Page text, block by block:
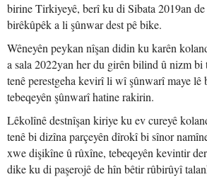
birine Tirkiyeyê, berî ku di Sibata 2019an
birêkûpêk a li şûnwar dest pê bike.
Wêneyên peykan nîşan didin ku karên
a sala 2022yan her du girên bilind û nizm
tenê perestgeha kevirî li wî şûnwarî maye lê
tebeqeyên şûnwarî hatine rakirin.
Lêkolînê destnîşan kiriye ku ev cureyê
tenê bi dizîna parçeyên dîrokî bi sînor
xwe dişikîne û rûxîne, tebeqeyên kevintir
dike ku di paşerojê de hîn bêtir rûbirûyî